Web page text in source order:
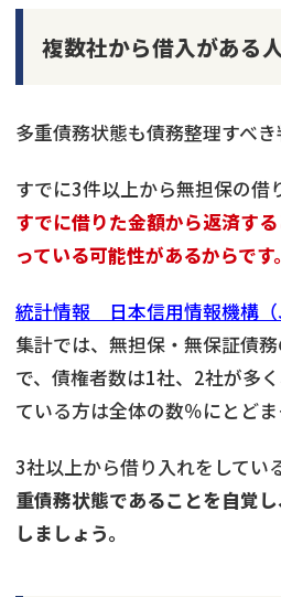
複数社から借入がある
多重債務状態も債務整理すべき
すでに3件以上から無担保の借
すでに借りた金額から返済す
っている可能性があるからです。
統計情報 日本信用情報機構（
集計では、無担保・無保証債
で、債権者数は1社、2社が多
ている方は全体の数％にとどま
3社以上から借り入れをしてい
重債務状態であることを自覚
しましょう。